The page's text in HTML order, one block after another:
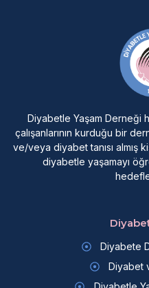
Diyabetle Yaşam Derneği
çalışanlarının kurduğu bir
ve/veya diyabet tanısı almış
diyabetle yaşamayı
Diyabete
Diyabet